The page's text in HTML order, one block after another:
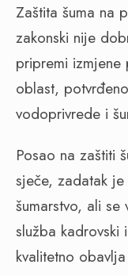
Zaštita šuma na
zakonski nije
pripremi izmjene
oblast,
vodoprivrede i
Posao na zaštiti
sječe, zadatak
šumarstvo, ali
služba kadrovski
kvalitetno